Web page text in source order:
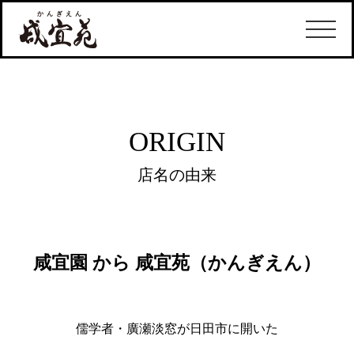
ORIGIN
店名の由来
咸宜園 から 咸宜苑（かんぎえん）
儒学者・廣瀬淡窓が日田市に開いた